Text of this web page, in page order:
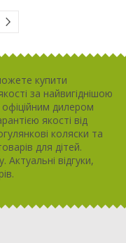
купити
за найвигіднішою
дилером
якості від
коляски та
для дітей.
відгуки,